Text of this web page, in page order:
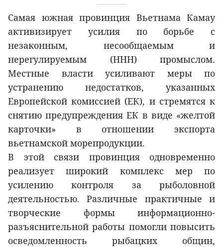
Самая южная провинция Вьетнама Камау
активизирует усилия по борьбе с
незаконным, несообщаемым и
нерегулируемым (ННН) промыслом.
Местные власти усиливают меры по
устранению недостатков, указанных
Европейской комиссией (ЕК), и стремятся к
снятию предупреждения ЕК в виде «желтой
карточки» в отношении экспорта
вьетнамской морепродукции.
В этой связи провинция одновременно
реализует широкий комплекс мер по
усилению контроля за рыболовной
деятельностью. Различные практичные и
творческие формы информационно-
разъяснительной работы помогли повысить
осведомленность рыбацких общин,